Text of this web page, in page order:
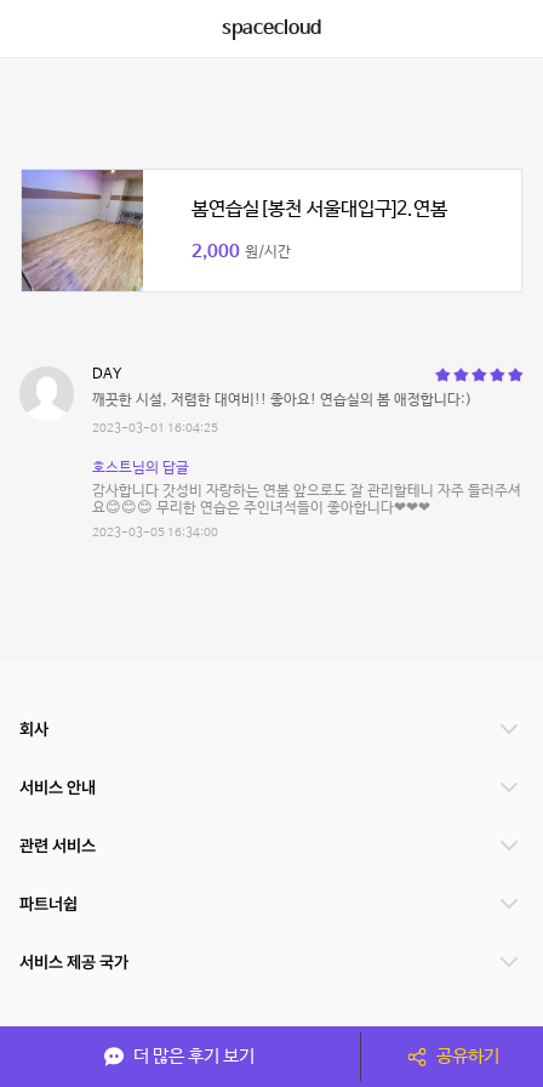
spacecloud
봄연습실[봉천 서울대입구]2.연봄
2,000 원/시간
DAY
깨끗한 시설, 저렴한 대여비!! 좋아요! 연습실의 봄 애정합니다:)
2023-03-01 16:04:25
호스트님의 답글
감사합니다 갓성비 자랑하는 연봄 앞으로도 잘 관리할테니 자주 들러주셔
요😊😊😊 무리한 연습은 주인녀석들이 좋아합니다❤❤❤
2023-03-05 16:34:00
더 많은 후기 보기 공유하기
회사
서비스 안내
관련 서비스
파트너쉽
서비스 제공 국가
(주)NSPACE 사업자정보